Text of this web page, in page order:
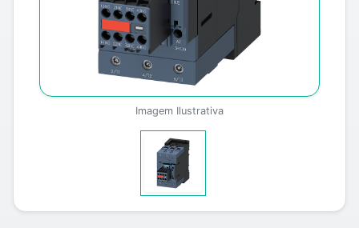
Imagem Ilustrativa